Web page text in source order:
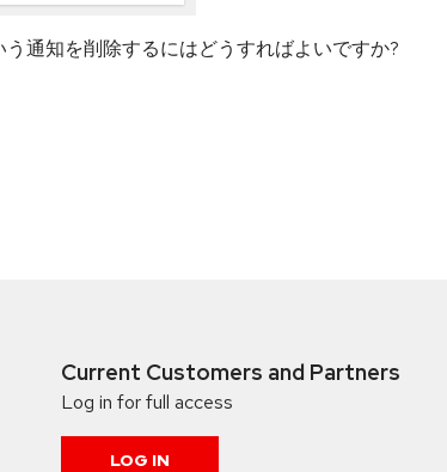
う通知を削除するにはどうすればよいですか?
Current Customers and Partners
Log in for full access
LOG IN